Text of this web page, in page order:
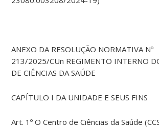
ANEXO DA RESOLUÇÃO NORMATIVA Nº
213/2025/CUn REGIMENTO INTERNO
DE CIÊNCIAS DA SAÚDE
CAPÍTULO I DA UNIDADE E SEUS FINS
Art. 1º O Centro de Ciências da Saúde